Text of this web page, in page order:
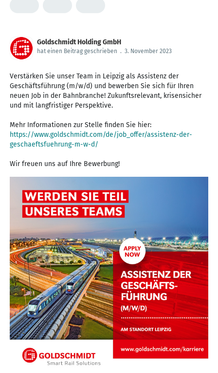
Goldschmidt Holding GmbH
hat einen Beitrag geschrieben . 3. November 2023
Verstärken Sie unser Team in Leipzig als Assistenz der
Geschäftsführung (m/w/d) und bewerben Sie sich für Ihren
neuen Job in der Bahnbranche! Zukunftsrelevant, krisensicher
und mit langfristiger Perspektive.
Mehr Informationen zur Stelle finden Sie hier:
https://www.goldschmidt.com/de/job_offer/assistenz-der-
geschaeftsfuehrung-m-w-d/
Wir freuen uns auf Ihre Bewerbung!